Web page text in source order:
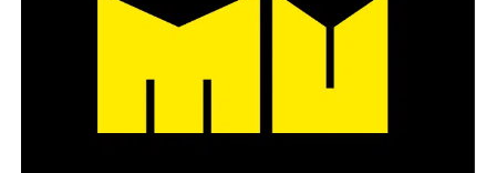
Congreso, y policías armados, escudados y ataviados
filmando a personas con autismo, antiguas víctimas de